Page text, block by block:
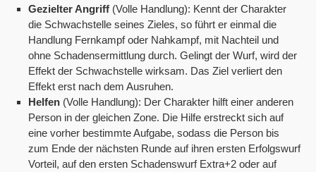
Gezielter Angriff (Volle Handlung): Kennt der Charakter
die Schwachstelle seines Zieles, so führt er einmal die
Handlung Fernkampf oder Nahkampf, mit Nachteil und
ohne Schadensermittlung durch. Gelingt der Wurf, wird der
Effekt der Schwachstelle wirksam. Das Ziel verliert den
Effekt erst nach dem Ausruhen.
Helfen (Volle Handlung): Der Charakter hilft einer anderen
Person in der gleichen Zone. Die Hilfe erstreckt sich auf
eine vorher bestimmte Aufgabe, sodass die Person bis
zum Ende der nächsten Runde auf ihren ersten Erfolgswurf
Vorteil, auf den ersten Schadenswurf Extra+2 oder auf